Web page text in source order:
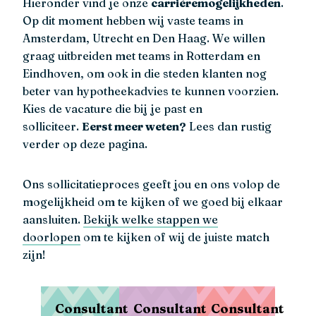
Hieronder vind je onze carrièremogelijkheden.
Op dit moment hebben wij vaste teams in
Amsterdam, Utrecht en Den Haag. We willen
graag uitbreiden met teams in Rotterdam en
Eindhoven, om ook in die steden klanten nog
beter van hypotheekadvies te kunnen voorzien.
Kies de vacature die bij je past en
solliciteer. Eerst meer weten? Lees dan rustig
verder op deze pagina.
Ons sollicitatieproces geeft jou en ons volop de
mogelijkheid om te kijken of we goed bij elkaar
aansluiten. Bekijk welke stappen we
doorlopen om te kijken of wij de juiste match
zijn!
Consultant Consultant Consultant